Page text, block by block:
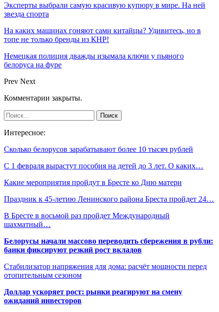
Эксперты выбрали самую красивую купюру в мире. На ней
звезда спорта
На каких машинах гоняют сами китайцы? Удивитесь, но в
топе не только бренды из КНР!
Немецкая полиция дважды изымала ключи у пьяного
белоруса на фуре
Prev Next
Комментарии закрыты.
Интересное:
Сколько белорусов зарабатывают более 10 тысяч рублей
С 1 февраля вырастут пособия на детей до 3 лет. О каких…
Какие мероприятия пройдут в Бресте ко Дню матери
Праздник к 45-летию Ленинского района Бреста пройдет 24…
В Бресте в восьмой раз пройдет Международный
шахматный…
Белорусы начали массово переводить сбережения в рубли:
банки фиксируют резкий рост вкладов
Стабилизатор напряжения для дома: расчёт мощности перед
отопительным сезоном
Доллар ускоряет рост: рынки реагируют на смену
ожиданий инвесторов